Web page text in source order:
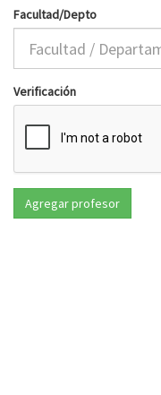
Facultad/Depto
Verificación